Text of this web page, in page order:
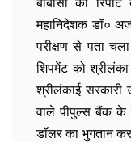
महानिदेशक डॉ०
परीक्षण से पता
शिपमेंट को
श्रीलंकाई सरकारी
वाले पीपुल्स बैंक
डॉलर का भुगतान